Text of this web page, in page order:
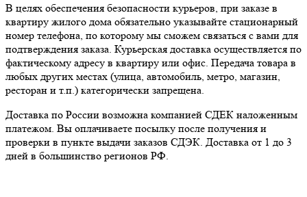
В целях обеспечения безопасности курьеров, при заказе в
квартиру жилого дома обязательно указывайте стационарный
номер телефона, по которому мы сможем связаться с вами для
подтверждения заказа. Курьерская доставка осуществляется по
фактическому адресу в квартиру или офис. Передача товара в
любых других местах (улица, автомобиль, метро, магазин,
ресторан и т.п.) категорически запрещена.
Доставка по России возможна компанией СДЕК наложенным
платежом. Вы оплачиваете посылку после получения и
проверки в пункте выдачи заказов СДЭК. Доставка от 1 до 3
дней в большинство регионов РФ.